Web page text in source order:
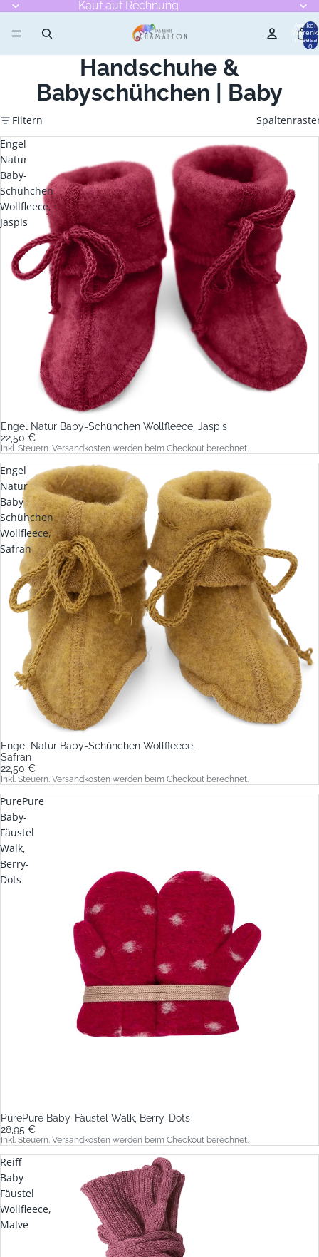
Kauf auf Rechnung
Artikel
0
Handschuhe &
Babyschühchen | Baby
Filtern
Engel
Natur
Baby-
Schühchen
Wollfleece,
Jaspis
Engel Natur Baby-Schühchen Wollfleece, Jaspis
22,50 €
Inkl. Steuern. Versandkosten werden beim Checkout berechnet.
Engel
Natur
Baby-
Schühchen
Wollfleece,
Safran
Engel Natur Baby-Schühchen Wollfleece,
Safran
22,50 €
Inkl. Steuern. Versandkosten werden beim Checkout berechnet.
PurePure
Baby-
Fäustel
Walk,
Berry-
Dots
PurePure Baby-Fäustel Walk, Berry-Dots
28,95 €
Inkl. Steuern. Versandkosten werden beim Checkout berechnet.
Reiff
Baby-
Fäustel
Wollfleece,
Malve